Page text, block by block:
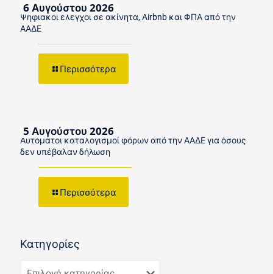
6 Αυγούστου 2026
Ψηφιακοί έλεγχοι σε ακίνητα, Airbnb και ΦΠΑ από την
ΑΑΔΕ
Περισσότερα
5 Αυγούστου 2026
Αυτόματοι καταλογισμοί φόρων από την ΑΑΔΕ για όσους
δεν υπέβαλαν δήλωση
Περισσότερα
Κατηγορίες